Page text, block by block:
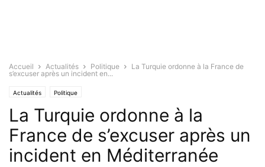
Accueil Actualités Politique
La Turquie ordonne à la France de
s’excuser après un incident en...
Actualités Politique
La Turquie ordonne à la
France de s’excuser après un
incident en Méditerranée